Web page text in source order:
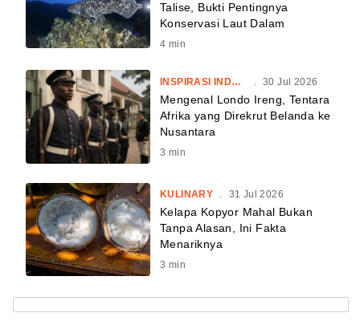
Talise, Bukti Pentingnya
Konservasi Laut Dalam
4 min
INSPIRASI INDONESIA 30 Jul 2026
Mengenal Londo Ireng, Tentara
Afrika yang Direkrut Belanda ke
Nusantara
3 min
KULINARY 31 Jul 2026
Kelapa Kopyor Mahal Bukan
Tanpa Alasan, Ini Fakta
Menariknya
3 min